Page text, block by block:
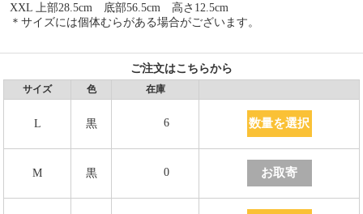
XXL 上部28.5cm 底部56.5cm 高さ12.5cm
＊サイズには個体むらがある場合がございます。
ご注文はこちらから
サイズ 色 在庫
L 黒 6 数量を選択
M 黒 0 お取寄